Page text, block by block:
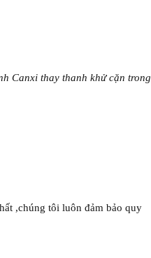
Canxi thay thanh khử cặn trong
,chúng tôi luôn đảm bảo quy